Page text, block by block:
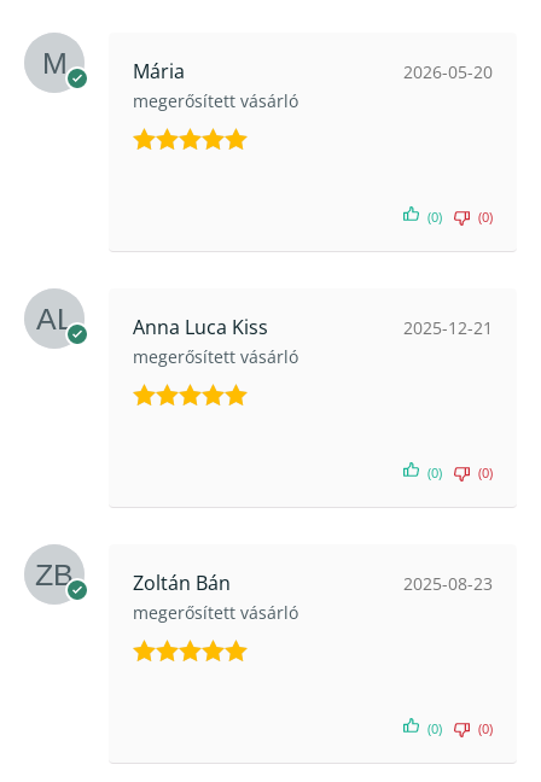
Mária
megerősített vásárló
2026-05-20
(0) (0)
Anna Luca Kiss
megerősített vásárló
2025-12-21
(0) (0)
Zoltán Bán
megerősített vásárló
2025-08-23
(0) (0)